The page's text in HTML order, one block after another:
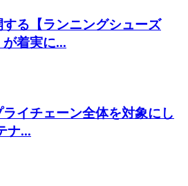
る【ランニングシューズ
が着実に...
イチェーン全体を対象にし
ナ...